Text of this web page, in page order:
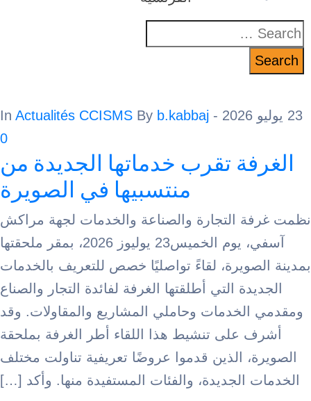
- In
Actualités CCISMS By b.kabbaj
تقرب خدماتها الجديدة من
منتسبيها في الصويرة
التجارة والصناعة والخدمات لجهة مراكش
آسفي، يوم الخميس23 يوليوز 2026، بمقر ملحقتها
لقاءً تواصليًا خصص للتعريف بالخدمات
التي أطلقتها الغرفة لفائدة التجار والصناع
وحاملي المشاريع والمقاولات. وقد
على تنشيط هذا اللقاء أطر الغرفة بملحقة
الذين قدموا عروضًا تعريفية تناولت مختلف
الجديدة، والفئات المستفيدة منها. وأكد […]